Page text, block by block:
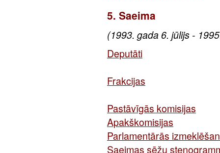
5. Saeima
(1993. gada 6. jūlijs -
Deputāti
Frakcijas
Pastāvīgās komisijas
Apakškomisijas
Parlamentārās
Saeimas sēžu